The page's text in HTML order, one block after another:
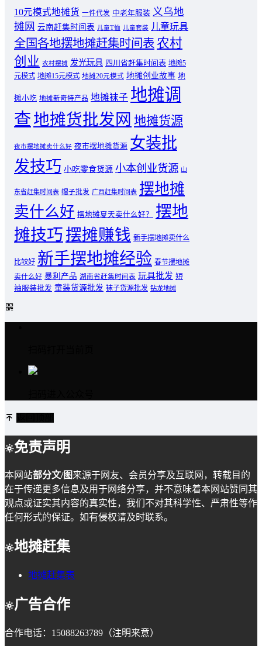
10元模式地摊货 一件代发 中老年服装 义乌地
摊网 云南赶集时间表 儿童T恤 儿童套装 儿童玩具
全国各地摆地摊赶集时间表 农村
创业 农村摆摊 发光玩具 四川省赶集时间表 地摊5
元模式 地摊15元模式 地摊20元模式 地摊创业故事 地
摊小吃 地摊新奇特产品 地摊袜子 地摊调
查地摊货批发网 地摊货源
夜市摆地摊卖什么好 夜市摆地摊货源 女装批
发技巧 小吃零食货源 小本创业货源 山
东省赶集时间表 帽子批发 广西赶集时间表 摆地摊
卖什么好 摆地摊夏天卖什么好？
摆地
摊技巧摆摊赚钱 新手摆地摊卖什么
比较好 新手摆地摊经验 春节摆地摊
卖什么好 暴利产品 湖南省赶集时间表 玩具批发 短
袖服装批发 童装货源批发 袜子货源批发 钻龙地摊
免责声明
本网站部分文/图来源于网友、会员分享及互联网，转载目的
在于传递更多信息及用于网络分享，并不意味着本网站赞同其
观点或证实其内容的真实性，我们不对其科学性、严肃性等作
任何形式的保证。如有侵权请及时联系。
地摊赶集
地摊赶集表
广告合作
合作电话：15088263789（注明来意）